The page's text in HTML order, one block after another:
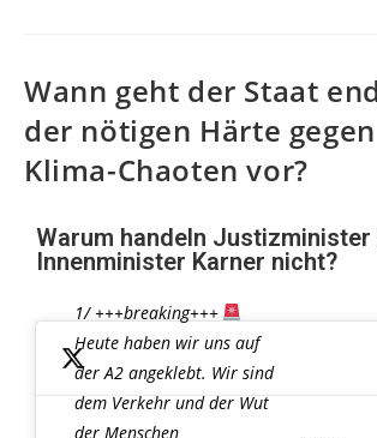
Wann geht der Staat
der nötigen Härte
Klima-Chaoten vor?
Warum handeln Justizminister
Innenminister Karner nicht?
1/ +++breaking+++
Heute haben wir uns auf
der A2 angeklebt. Wir sind
dem Verkehr und der Wut
der Menschen